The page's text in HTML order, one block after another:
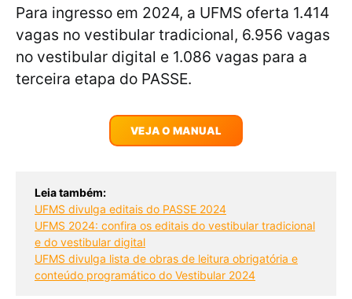
Para ingresso em 2024, a UFMS oferta 1.414
vagas no vestibular tradicional, 6.956 vagas
no vestibular digital e 1.086 vagas para a
terceira etapa do PASSE.
VEJA O MANUAL
Leia também:
UFMS divulga editais do PASSE 2024
UFMS 2024: confira os editais do vestibular tradicional
e do vestibular digital
UFMS divulga lista de obras de leitura obrigatória e
conteúdo programático do Vestibular 2024